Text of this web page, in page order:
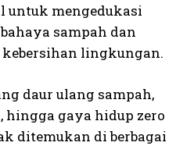
untuk mengedukasi
sampah dan
lingkungan.
daur ulang sampah,
gaya hidup zero
ditemukan di berbagai